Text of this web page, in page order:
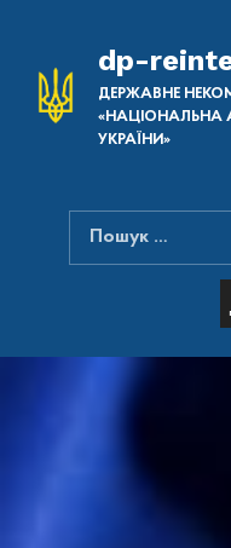
dp-
ДЕРЖАВНЕ
«НАЦІОНАЛЬНА
УКРАЇНИ»
ПОШУК НА САЙТІ
Пошук: